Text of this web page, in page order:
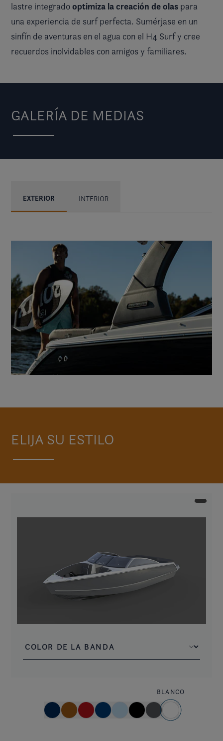
lastre integradooptimiza la creación de olas para
una experiencia de surf perfecta. Sumérjase en un
sinfín de aventuras en el agua con el H4 Surf y cree
recuerdos inolvidables con amigos y familiares.
GALERÍA DE MEDIAS
EXTERIOR INTERIOR
ELIJA SU ESTILO
BLANCO